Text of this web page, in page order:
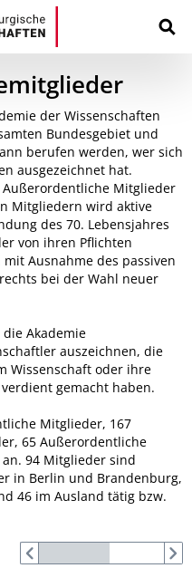
der Wissenschaften
Bundesgebiet und
berufen werden, wer sich
ausgezeichnet hat.
Mitglieder
Mitgliedern wird aktive
des 70. Lebensjahres
von ihren Pflichten
Ausnahme des passiven
bei der Wahl neuer
Akademie
auszeichnen, die
Wissenschaft oder ihre
gemacht haben.
Mitglieder, 167
65 Außerordentliche
94 Mitglieder sind
in Berlin und Brandenburg,
46 im Ausland tätig bzw.